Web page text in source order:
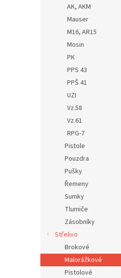
AK, AKM
Mauser
M16, AR15
Mosin
PK
PPS 43
PPŠ 41
UZI
Vz.58
Vz.61
RPG-7
Pistole
Pouzdra
Pušky
Řemeny
Sumky
Tlumiče
Zásobníky
Střelivo
Brokové
Malorážkové
Pistolové